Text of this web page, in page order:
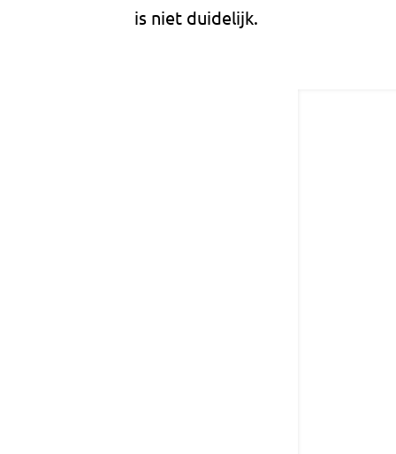
is niet duidelijk.